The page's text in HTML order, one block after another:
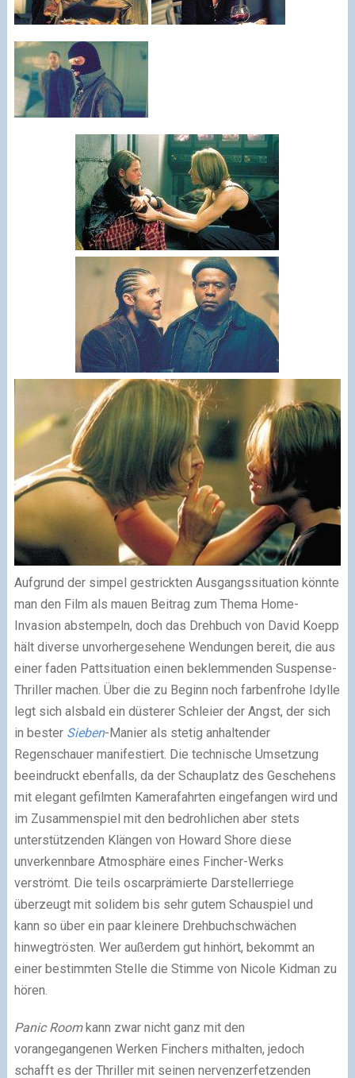
Aufgrund der simpel gestrickten Ausgangssituation könnte
man den Film als mauen Beitrag zum Thema Home-
Invasion abstempeln, doch das Drehbuch von David Koepp
hält diverse unvorhergesehene Wendungen bereit, die aus
einer faden Pattsituation einen beklemmenden Suspense-
Thriller machen. Über die zu Beginn noch farbenfrohe Idylle
legt sich alsbald ein düsterer Schleier der Angst, der sich
in bester Sieben-Manier als stetig anhaltender
Regenschauer manifestiert. Die technische Umsetzung
beeindruckt ebenfalls, da der Schauplatz des Geschehens
mit elegant gefilmten Kamerafahrten eingefangen wird und
im Zusammenspiel mit den bedrohlichen aber stets
unterstützenden Klängen von Howard Shore diese
unverkennbare Atmosphäre eines Fincher-Werks
verströmt. Die teils oscarprämierte Darstellerriege
überzeugt mit solidem bis sehr gutem Schauspiel und
kann so über ein paar kleinere Drehbuchschwächen
hinwegtrösten. Wer außerdem gut hinhört, bekommt an
einer bestimmten Stelle die Stimme von Nicole Kidman zu
hören.
Panic Roomkann zwar nicht ganz mit den
vorangegangenen Werken Finchers mithalten, jedoch
schafft es der Thriller mit seinen nervenzerfetzenden